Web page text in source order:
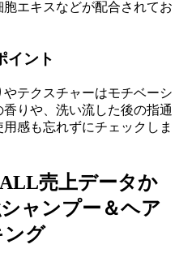
エキスなどが配合されてお
イント
テクスチャーはモチベーシ
りや、洗い流した後の指通
感も忘れずにチェックしま
売上データか
ャンプー＆ヘア
ング